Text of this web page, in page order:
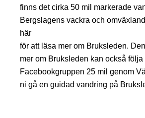
finns det cirka 50 mil markerade
Bergslagens vackra och
här
för att läsa mer om Bruksleden.
mer om Bruksleden kan också följa
Facebookgruppen 25 mil genom
ni gå en guidad vandring på